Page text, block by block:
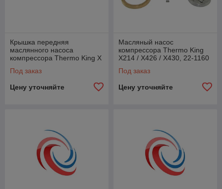
Крышка передняя
маслянного насоса
компрессора Thermo King Х
Под заказ
Цену уточняйте
Масляный насос
компрессора Thermo King
X214 / X426 / X430, 22-1160
Под заказ
Цену уточняйте